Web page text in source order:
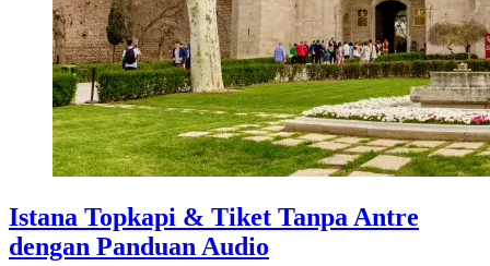
Istana Topkapi & Tiket Tanpa Antre
dengan Panduan Audio